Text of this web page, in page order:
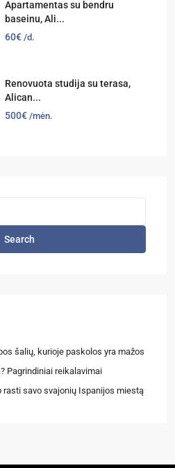
Apartamentas su bendru
baseinu, Ali...
60€ /d.
Renovuota studija su terasa,
Alican...
500€/mėn.
Search
šalių, kurioje paskolos yra mažos
Pagrindiniai reikalavimai
rasti savo svajonių Ispanijos miestą